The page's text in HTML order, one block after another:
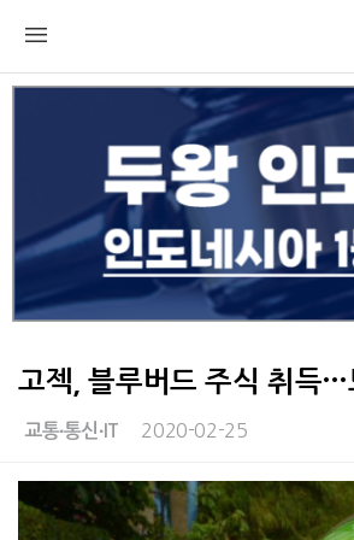
고젝, 블루버드 주식 취득
교통∙통신∙IT 2020-02-25